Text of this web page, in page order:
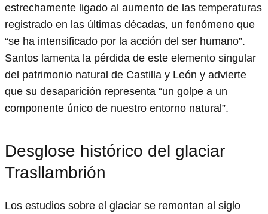
estrechamente ligado al aumento de las temperaturas
registrado en las últimas décadas, un fenómeno que
“se ha intensificado por la acción del ser humano”.
Santos lamenta la pérdida de este elemento singular
del patrimonio natural de Castilla y León y advierte
que su desaparición representa “un golpe a un
componente único de nuestro entorno natural”.
Desglose histórico del glaciar
Trasllambrión
Los estudios sobre el glaciar se remontan al siglo